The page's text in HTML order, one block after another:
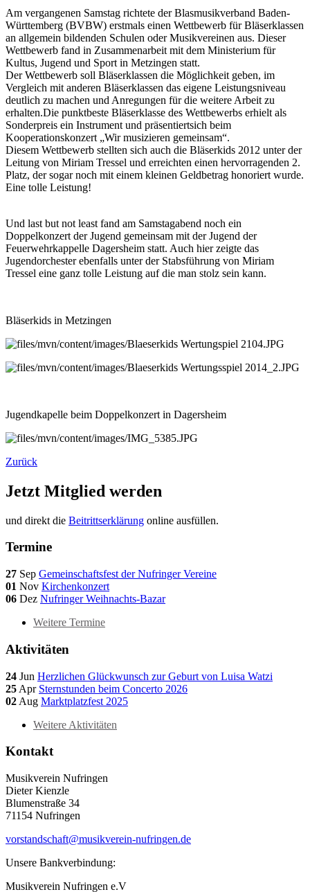
Am vergangenen Samstag richtete der Blasmusikverband Baden-
Württemberg (BVBW) erstmals einen Wettbewerb für Bläserklassen
an allgemein bildenden Schulen oder Musikvereinen aus. Dieser
Wettbewerb fand in Zusammenarbeit mit dem Ministerium für
Kultus, Jugend und Sport in Metzingen statt.
Der Wettbewerb soll Bläserklassen die Möglichkeit geben, im
Vergleich mit anderen Bläserklassen das eigene Leistungsniveau
deutlich zu machen und Anregungen für die weitere Arbeit zu
erhalten.Die punktbeste Bläserklasse des Wettbewerbs erhielt als
Sonderpreis ein Instrument und präsentiertsich beim
Kooperationskonzert „Wir musizieren gemeinsam“.
Diesem Wettbewerb stellten sich auch die Bläserkids 2012 unter der
Leitung von Miriam Tressel und erreichten einen hervorragenden 2.
Platz, der sogar noch mit einem kleinen Geldbetrag honoriert wurde.
Eine tolle Leistung!
Und last but not least fand am Samstagabend noch ein
Doppelkonzert der Jugend gemeinsam mit der Jugend der
Feuerwehrkappelle Dagersheim statt. Auch hier zeigte das
Jugendorchester ebenfalls unter der Stabsführung von Miriam
Tressel eine ganz tolle Leistung auf die man stolz sein kann.
Bläserkids in Metzingen
Jugendkapelle beim Doppelkonzert in Dagersheim
Zurück
Jetzt Mitglied werden
und direkt die Beitrittserklärung online ausfüllen.
Termine
27 Sep Gemeinschaftsfest der Nufringer Vereine
01 Nov Kirchenkonzert
06 Dez Nufringer Weihnachts-Bazar
Weitere Termine
Aktivitäten
24 Jun Herzlichen Glückwunsch zur Geburt von Luisa Watzi
25 Apr Sternstunden beim Concerto 2026
02 Aug Marktplatzfest 2025
Weitere Aktivitäten
Kontakt
Musikverein Nufringen
Dieter Kienzle
Blumenstraße 34
71154 Nufringen
vorstandschaft@musikverein-nufringen.de
Unsere Bankverbindung:
Musikverein Nufringen e.V